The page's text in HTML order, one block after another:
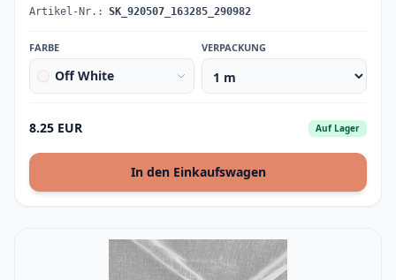
Artikel-Nr.: SK_920507_163285_290982
FARBE
Off White
VERPACKUNG
8.25 EUR Auf Lager
In den Einkaufswagen